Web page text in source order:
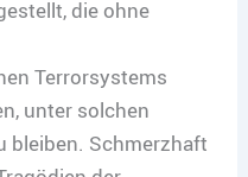
die ohne
Terrorsystems
unter solchen
bleiben. Schmerzhaft